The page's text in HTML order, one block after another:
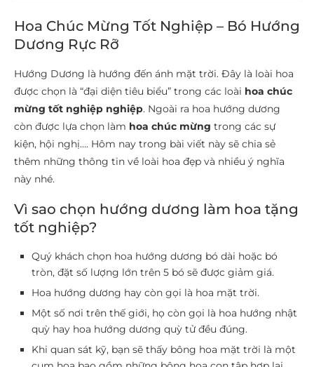
Hoa Chúc Mừng Tốt Nghiệp – Bó Hướng
Dương Rực Rỡ
Hướng Dương là hướng đến ánh mặt trời. Đây là loài hoa
được chọn là “đại diện tiêu biểu” trong các loài hoa chúc
mừng tốt nghiệp nghiệp. Ngoài ra hoa hướng dương
còn được lựa chọn làm hoa chúc mừng trong các sự
kiện, hội nghị…. Hôm nay trong bài viết này sẽ chia sẻ
thêm những thông tin về loài hoa đẹp và nhiều ý nghĩa
này nhé.
Vì sao chọn hướng dương làm hoa tặng
tốt nghiệp?
Quý khách chọn hoa hướng dương bó dài hoặc bó
tròn, đặt số lượng lớn trên 5 bó sẽ được giảm giá.
Hoa hướng dương hay còn gọi là hoa mặt trời.
Một số nơi trên thế giới, họ còn gọi là hoa hướng nhật
quỳ hay hoa hướng dương quỳ tử đều đúng.
Khi quan sát kỹ, bạn sẽ thấy bông hoa mặt trời là một